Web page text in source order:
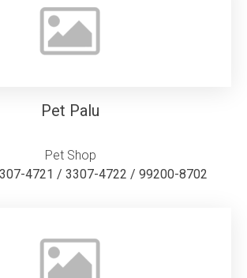
Pet Palu
Pet Shop
4721 / 3307-4722 / 99200-8702